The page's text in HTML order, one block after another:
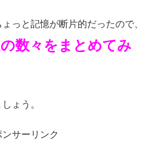
っと記憶が断片的だったので、
数々をまとめてみ
ょう。
ンサーリンク